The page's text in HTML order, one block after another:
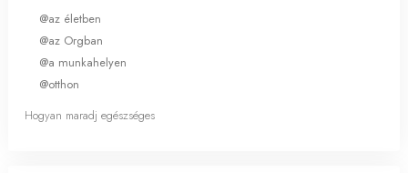
@az életben
@az Orgban
@a munkahelyen
@otthon
Hogyan maradj egészséges